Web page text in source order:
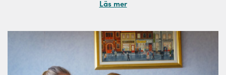
Läs mer